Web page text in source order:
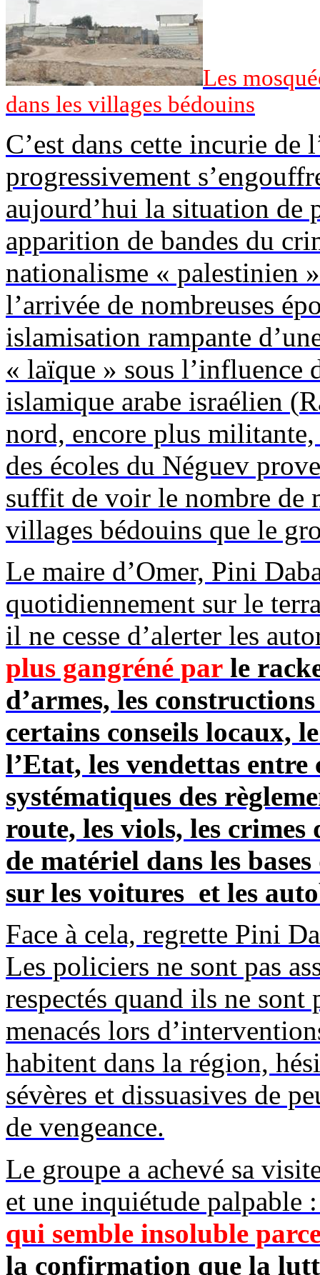
Les
dans les villages bédouins
C’est dans cette incurie de
progressivement
aujourd’hui la situation de
apparition de bandes du
nationalisme « palestinien
l’arrivée de nombreuses
islamisation rampante
« laïque » sous l’influence
islamique arabe israélien (
nord, encore plus
des écoles du Néguev
suffit de voir le nombre de
villages bédouins que le
Le maire d’Omer, Pini
quotidiennement sur le
il ne cesse d’alerter les
plus gangréné par le
d’armes, les
certains conseils locaux,
l’Etat, les vendettas
systématiques des
route, les viols, les crimes
de matériel dans les
sur les voitures et les
Face à cela, regrette Pini
Les policiers ne sont pas
respectés quand ils ne sont
menacés lors
habitent dans la région,
sévères et dissuasives de
de vengeance.
Le groupe a achevé sa
et une inquiétude palpable
qui semble insoluble
la confirmation que la